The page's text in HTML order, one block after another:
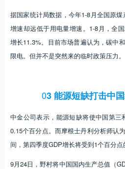
据国家统计局数据，今年1-8月全国原
增速却远低于用电量增速。1-8月，全
增长11.3%。目前市场普遍认为，碳中
限电。但并不是突然来的临时政策压力。
03 能源短缺打击中
中金公司表示，能源短缺将使中国第三
0.15个百分点。而摩根士丹利分析师认
间，第四季度GDP增长将受到1个百分点
9月24日，野村将中国国内生产总值（